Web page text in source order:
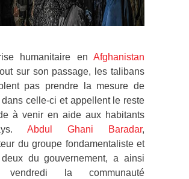
humanitaire en Afghanistan
sur son passage, les talibans
pas prendre la mesure de
dans celle-ci et appellent le reste
à venir en aide aux habitants
Abdul Ghani Baradar,
du groupe fondamentaliste et
deux du gouvernement, a ainsi
vendredi la communauté